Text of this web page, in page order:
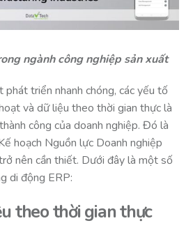
ngành công nghiệp sản xuất
phát triển nhanh chóng, các yếu tố
và dữ liệu theo thời gian thực là
công của doanh nghiệp. Đó là
hoạch Nguồn lực Doanh nghiệp
nên cần thiết. Dưới đây là một số
di động ERP:
theo thời gian thực